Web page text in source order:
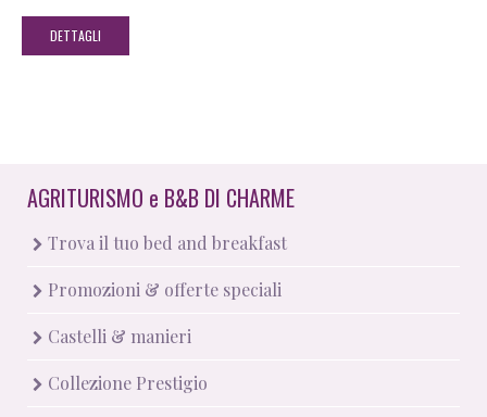
DETTAGLI
AGRITURISMO e B&B DI CHARME
Trova il tuo bed and breakfast
Promozioni & offerte speciali
Castelli & manieri
Collezione Prestigio